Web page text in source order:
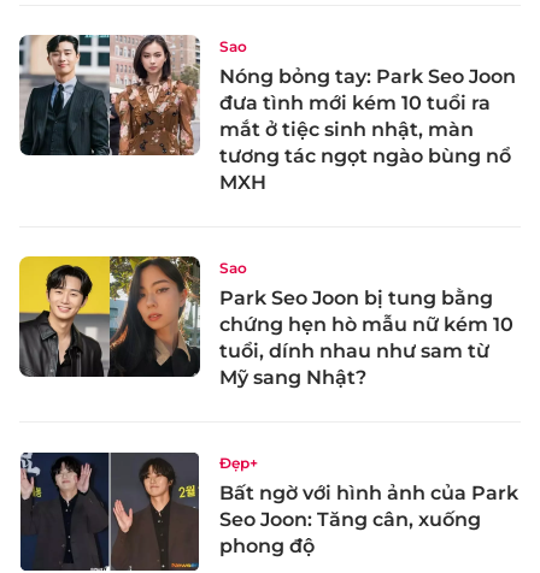
Sao
Nóng bỏng tay: Park Seo Joon
đưa tình mới kém 10 tuổi ra
mắt ở tiệc sinh nhật, màn
tương tác ngọt ngào bùng nổ
MXH
Sao
Park Seo Joon bị tung bằng
chứng hẹn hò mẫu nữ kém 10
tuổi, dính nhau như sam từ
Mỹ sang Nhật?
Đẹp+
Bất ngờ với hình ảnh của Park
Seo Joon: Tăng cân, xuống
phong độ